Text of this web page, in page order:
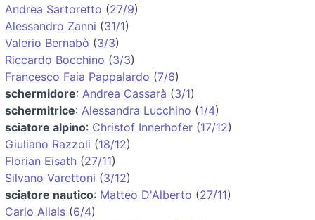
Andrea Sartoretto (27/9)
Alessandro Zanni (31/1)
Valerio Bernabò (3/3)
Riccardo Bocchino (3/3)
Francesco Faia Pappalardo (7/6)
schermidore: Andrea Cassarà (3/1)
schermitrice: Alessandra Lucchino (1/4)
sciatore alpino: Christof Innerhofer (17/12)
Giuliano Razzoli (18/12)
Florian Eisath (27/11)
Silvano Varettoni (3/12)
sciatore nautico: Matteo D'Alberto (27/11)
Carlo Allais (6/4)